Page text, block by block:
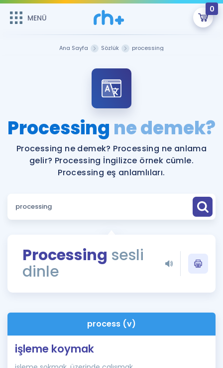
MENÜ
0
Şifremi Hatırlamıyorum
ÜYE DEĞİLİM
Sepetin Şu An Boş.
Remzi Hoca ile seni sınava hazırlayacak onlarca eğitim seni
bekliyor!
MENÜ
Faydalı Araçlar
Sözlük
Rehberlik Aracı
ÖSYM Sınav Takvimi
İngilizce Gramer
Hakkımızda
Ana Sayfa Sözlük processing
Processing ne demek?
Processing ne demek? Processing ne anlama
gelir? Processing İngilizce örnek cümle.
Processing eş anlamlıları.
Processing sesli
dinle
process (v)
işleme koymak